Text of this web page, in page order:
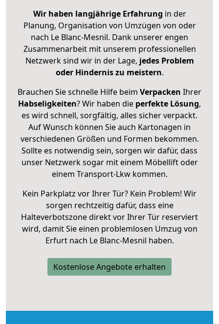
Wir haben langjährige Erfahrung in der
Planung, Organisation von Umzügen von oder
nach Le Blanc-Mesnil. Dank unserer engen
Zusammenarbeit mit unserem professionellen
Netzwerk sind wir in der Lage, jedes Problem
oder Hindernis zu meistern.
Brauchen Sie schnelle Hilfe beim Verpacken Ihrer
Habseligkeiten? Wir haben die perfekte Lösung,
es wird schnell, sorgfältig, alles sicher verpackt.
Auf Wunsch können Sie auch Kartonagen in
verschiedenen Größen und Formen bekommen.
Sollte es notwendig sein, sorgen wir dafür, dass
unser Netzwerk sogar mit einem Möbellift oder
einem Transport-Lkw kommen.
Kein Parkplatz vor Ihrer Tür? Kein Problem! Wir
sorgen rechtzeitig dafür, dass eine
Halteverbotszone direkt vor Ihrer Tür reserviert
wird, damit Sie einen problemlosen Umzug von
Erfurt nach Le Blanc-Mesnil haben.
Kostenlose Angebote erhalten